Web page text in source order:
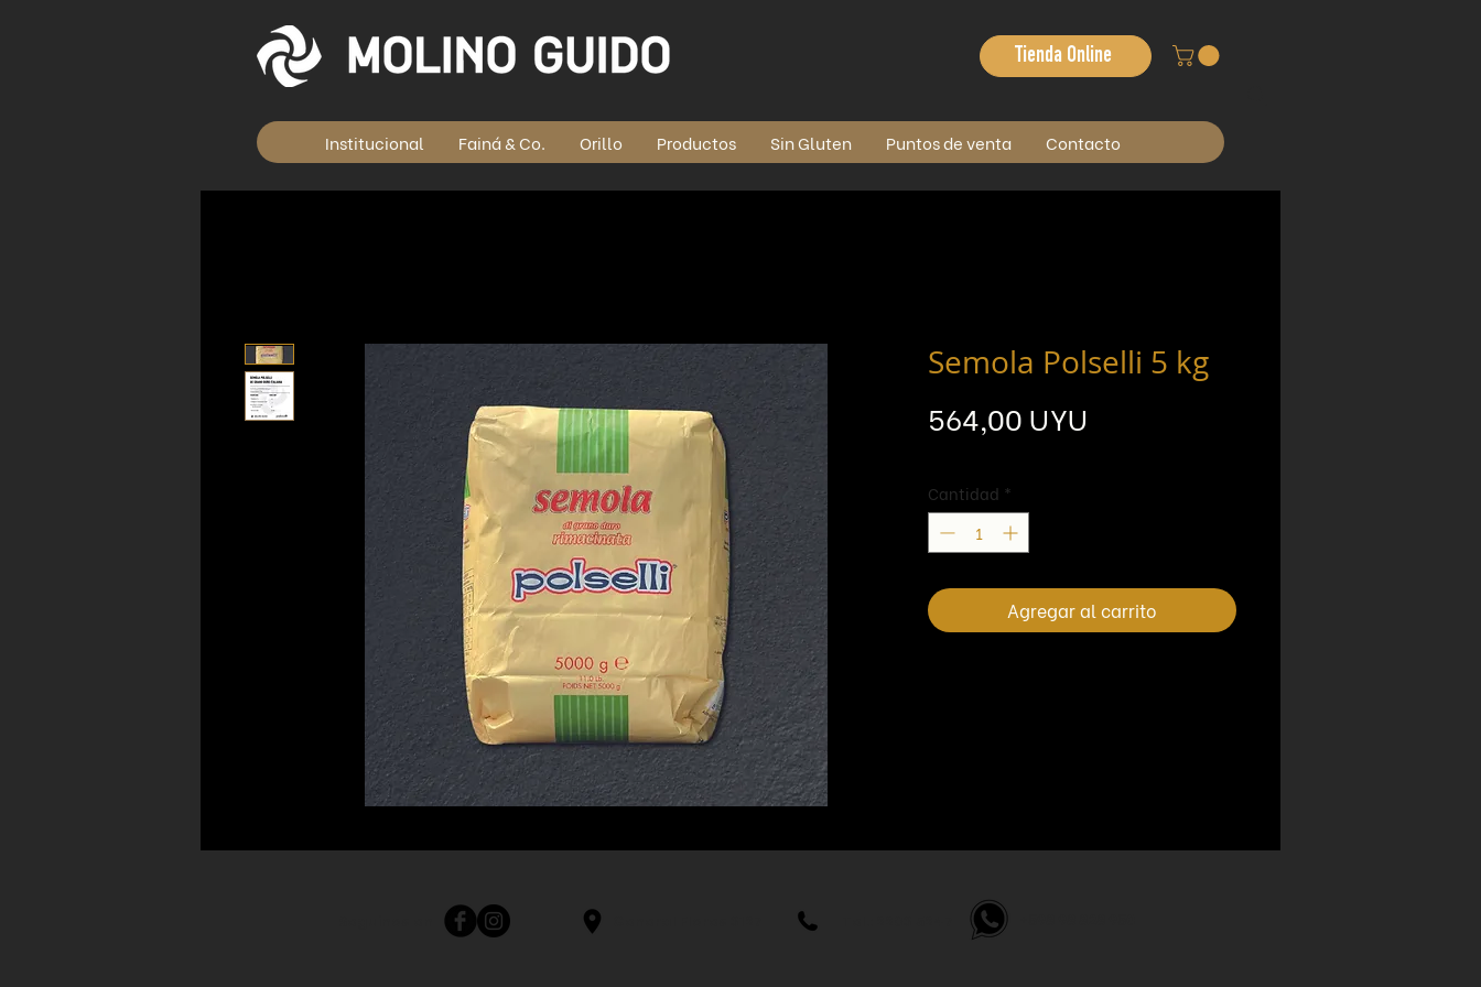
Tienda Online
Institucional Fainá & Co. Orillo Productos Sin Gluten Puntos de venta Contacto
Semola Polselli 5 kg
564,00 UYU
Cantidad *
Agregar al carrito
General Flores 3127 Tel.: 2203 5247